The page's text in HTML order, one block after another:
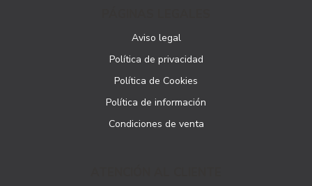
Aviso legal
Política de privacidad
Política de Cookies
Política de información
Condiciones de venta